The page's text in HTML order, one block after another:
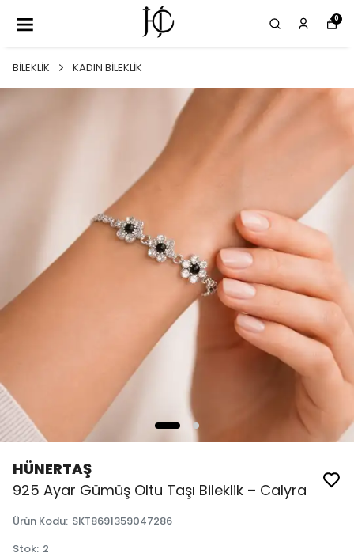
0
BİLEKLİK KADIN BİLEKLİK
HÜNERTAŞ
925 Ayar Gümüş Oltu Taşı Bileklik – Calyra
Ürün Kodu: SKT8691359047286
Stok: 2